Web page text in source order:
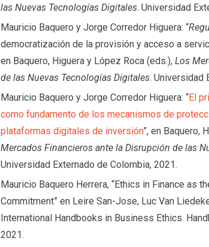
las Nuevas Tecnologías Digitales. Universidad
Mauricio Baquero y Jorge Corredor Higuera: “
democratización de la provisión y acceso a
en Baquero, Higuera y López Roca (eds.),Los
de las Nuevas Tecnologías Digitales. Universidad
Mauricio Baquero y Jorge Corredor Higuera: “El
como fundamento de los mecanismos de
plataformas digitales de inversión”, en Baquero,
Mercados Financieros ante la Disrupción de las
Universidad Externado de Colombia, 2021.
Mauricio Baquero Herrera, “Ethics in Finance as
Commitment” en Leire San-Jose, Luc Van
International Handbooks in Business Ethics.
2021.